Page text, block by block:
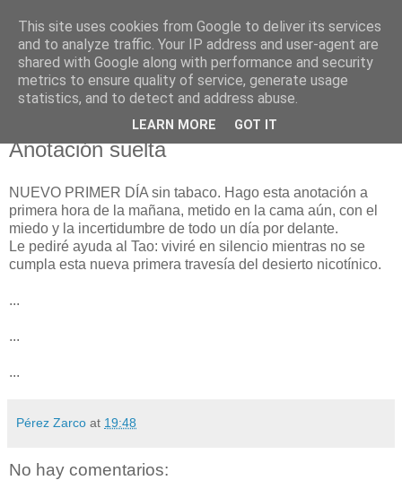
El pisapapeles de Karlsbad
Páginas de un escritor rural
jueves, 31 de julio de 2008
Anotación suelta
NUEVO PRIMER DÍA sin tabaco. Hago esta anotación a
primera hora de la mañana, metido en la cama aún, con el
miedo y la incertidumbre de todo un día por delante.
Le pediré ayuda al Tao: viviré en silencio mientras no se
cumpla esta nueva primera travesía del desierto nicotínico.
...
...
...
Pérez Zarco at 19:48
No hay comentarios:
This site uses cookies from Google to deliver its services
and to analyze traffic. Your IP address and user-agent are
shared with Google along with performance and security
metrics to ensure quality of service, generate usage
statistics, and to detect and address abuse.
LEARN MORE GOT IT